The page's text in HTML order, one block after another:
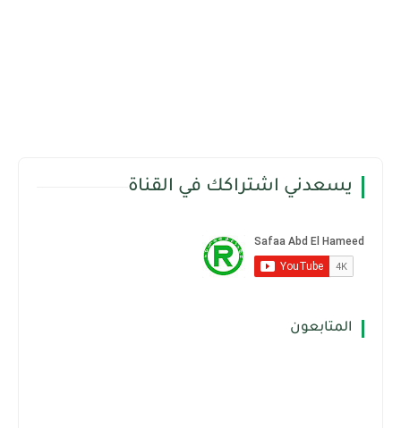
يسعدني اشتراكك في القناة
المتابعون